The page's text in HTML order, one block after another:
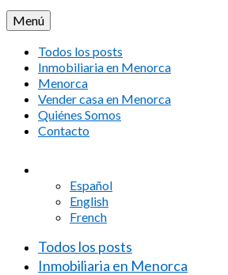
Menú
Todos los posts
Inmobiliaria en Menorca
Menorca
Vender casa en Menorca
Quiénes Somos
Contacto
Español
English
French
Todos los posts
Inmobiliaria en Menorca